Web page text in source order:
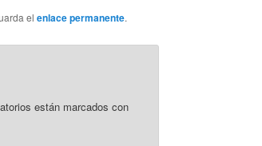
el enlace permanente.
están marcados con